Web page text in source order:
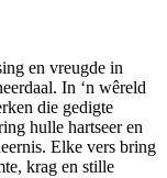
en vreugde in
In ‘n wêreld
die gedigte
hulle hartseer en
Elke vers bring
krag en stille